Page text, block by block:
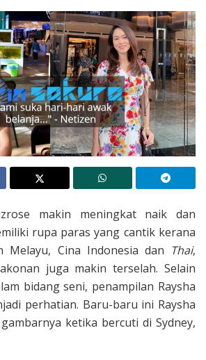
makin meningkat naik dan
rupa paras yang cantik kerana
Melayu, Cina Indonesia dan Thai,
juga makin terselah. Selain
bidang seni, penampilan Raysha
perhatian. Baru-baru ini Raysha
ketika bercuti di Sydney,